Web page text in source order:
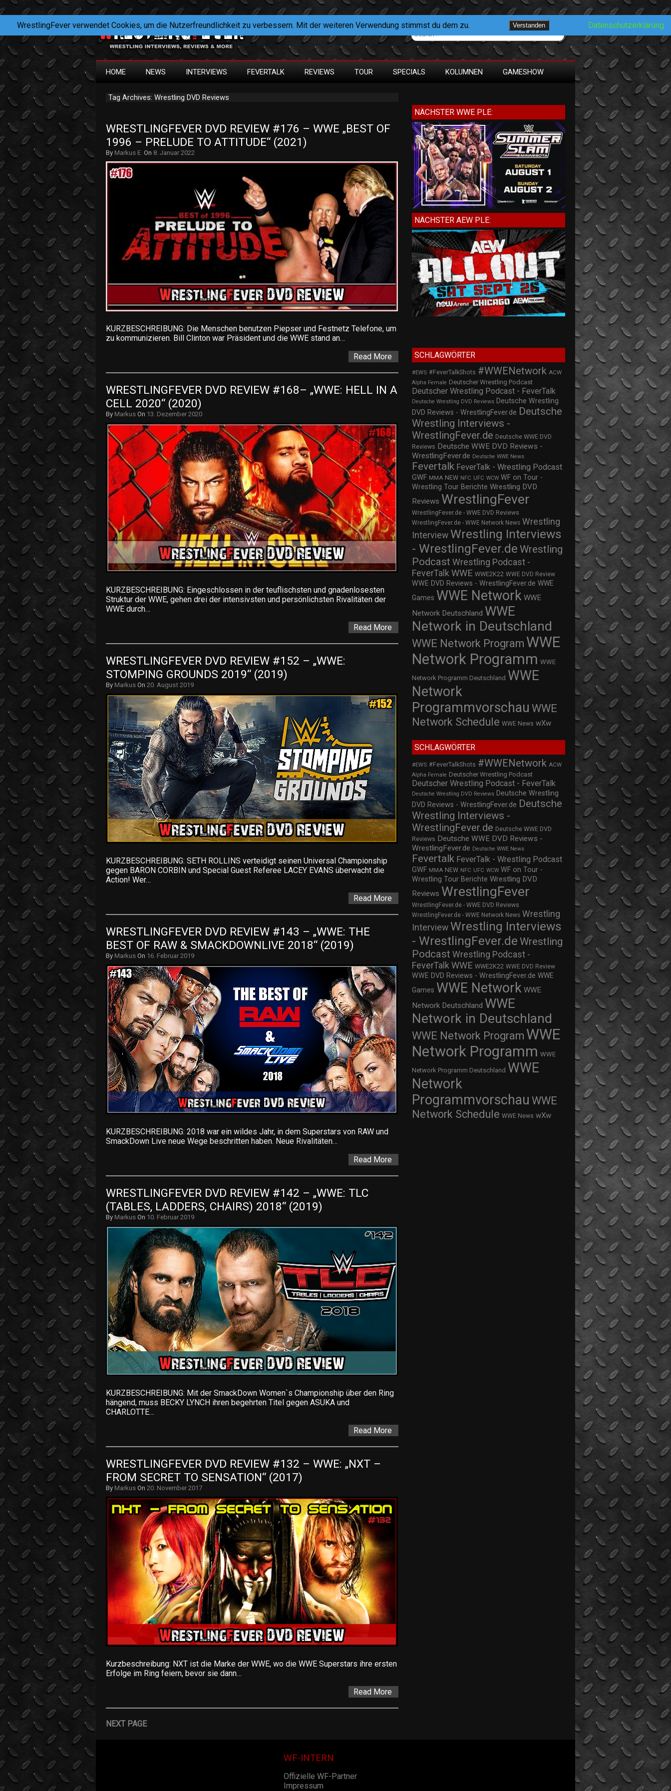
HOME NEWS INTERVIEWS FEVERTALK REVIEWS TOUR SPECIALS KOLUMNEN GAMESHOW
Tag Archives: Wrestling DVD Reviews
WRESTLINGFEVER DVD REVIEW #176 – WWE „BEST OF
1996 – PRELUDE TO ATTITUDE“ (2021)
By Markus E. On 8. Januar 2022
KURZBESCHREIBUNG: Die Menschen benutzen Piepser und Festnetz Telefone, um
zu kommunizieren. Bill Clinton war Präsident und die WWE stand an…
Read More
WRESTLINGFEVER DVD REVIEW #168– „WWE: HELL IN A
CELL 2020“ (2020)
By Markus On 13. Dezember 2020
KURZBESCHREIBUNG: Eingeschlossen in der teuflischsten und gnadenlosesten
Struktur der WWE, gehen drei der intensivsten und persönlichsten Rivalitäten der
WWE durch…
Read More
WRESTLINGFEVER DVD REVIEW #152 – „WWE:
STOMPING GROUNDS 2019“ (2019)
By Markus On 20. August 2019
KURZBESCHREIBUNG: SETH ROLLINS verteidigt seinen Universal Championship
gegen BARON CORBIN und Special Guest Referee LACEY EVANS überwacht die
Action! Wer…
Read More
WRESTLINGFEVER DVD REVIEW #143 – „WWE: THE
BEST OF RAW & SMACKDOWNLIVE 2018“ (2019)
By Markus On 16. Februar 2019
KURZBESCHREIBUNG: 2018 war ein wildes Jahr, in dem Superstars von RAW und
SmackDown Live neue Wege beschritten haben. Neue Rivalitäten…
Read More
WRESTLINGFEVER DVD REVIEW #142 – „WWE: TLC
(TABLES, LADDERS, CHAIRS) 2018“ (2019)
By Markus On 10. Februar 2019
KURZBESCHREIBUNG: Mit der SmackDown Women`s Championship über den Ring
hängend, muss BECKY LYNCH ihren begehrten Titel gegen ASUKA und
CHARLOTTE…
Read More
WRESTLINGFEVER DVD REVIEW #132 – WWE: „NXT –
FROM SECRET TO SENSATION“ (2017)
By Markus On 20. November 2017
Kurzbeschreibung: NXT ist die Marke der WWE, wo die WWE Superstars ihre ersten
Erfolge im Ring feiern, bevor sie dann…
Read More
NEXT PAGE
NÄCHSTER WWE PLE:
NÄCHSTER AEW PLE:
SCHLAGWÖRTER
#EWS #FeverTalkShots #WWENetwork ACW
Alpha Female Deutscher Wrestling Podcast
Deutscher Wrestling Podcast - FeverTalk
Deutsche Wrestling DVD Reviews Deutsche Wrestling
DVD Reviews - WrestlingFever.de Deutsche
Wrestling Interviews -
WrestlingFever.de Deutsche WWE DVD
Reviews Deutsche WWE DVD Reviews -
WrestlingFever.de Deutsche WWE News
Fevertalk FeverTalk - Wrestling Podcast
GWF MMA NEW NFC UFC WCW WF on Tour -
Wrestling Tour Berichte Wrestling DVD
Reviews WrestlingFever
WrestlingFever.de - WWE DVD Reviews
WrestlingFever.de - WWE Network News Wrestling
Interview Wrestling Interviews
- WrestlingFever.de Wrestling
Podcast Wrestling Podcast -
FeverTalk WWE WWE2K22 WWE DVD Review
WWE DVD Reviews - WrestlingFever.de WWE
Games WWE Network WWE
Network Deutschland WWE
Network in Deutschland
WWE Network Program WWE
Network Programm WWE
Network Programm Deutschland WWE
Network
Programmvorschau WWE
Network Schedule WWE News wXw
SCHLAGWÖRTER
#EWS #FeverTalkShots #WWENetwork ACW
Alpha Female Deutscher Wrestling Podcast
Deutscher Wrestling Podcast - FeverTalk
Deutsche Wrestling DVD Reviews Deutsche Wrestling
DVD Reviews - WrestlingFever.de Deutsche
Wrestling Interviews -
WrestlingFever.de Deutsche WWE DVD
Reviews Deutsche WWE DVD Reviews -
WrestlingFever.de Deutsche WWE News
Fevertalk FeverTalk - Wrestling Podcast
GWF MMA NEW NFC UFC WCW WF on Tour -
Wrestling Tour Berichte Wrestling DVD
Reviews WrestlingFever
WrestlingFever.de - WWE DVD Reviews
WrestlingFever.de - WWE Network News Wrestling
Interview Wrestling Interviews
- WrestlingFever.de Wrestling
Podcast Wrestling Podcast -
FeverTalk WWE WWE2K22 WWE DVD Review
WWE DVD Reviews - WrestlingFever.de WWE
Games WWE Network WWE
Network Deutschland WWE
Network in Deutschland
WWE Network Program WWE
Network Programm WWE
Network Programm Deutschland WWE
Network
Programmvorschau WWE
Network Schedule WWE News wXw
WF-INTERN
Offizielle WF-Partner
Impressum
WrestlingFever verwendet Cookies, um die Nutzerfreundlichkeit zu verbessern. Mit der weiteren Verwendung stimmst du dem zu. Verstanden Datenschutzerklärung